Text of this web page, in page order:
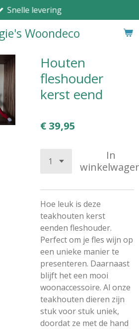
Woondeco
Snelle levering
Houten
fleshouder
kerst eend
€ 39,95
In
Hoe leuk is deze
teakhouten kerst
eenden fleshouder.
Perfect om je fles wijn op
een unieke manier te
presenteren. Daarnaast
blijft het een mooi
woonaccessoire. Al onze
teakhouten dieren zijn
stuk voor stuk uniek,
doordat ze met de hand